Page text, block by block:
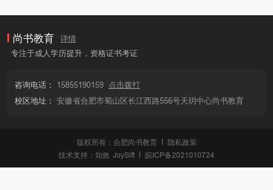
尚书教育
详情
专注于成人学历提升，资格证书考证
咨询电话： 15855190159
点击拨打
校区地址： 安徽省合肥市蜀山区长江西路556号天玥中心尚书教育
版权所有：合肥尚书教育
隐私政策
技术支持： 知效 JoySift 皖ICP备2021010724